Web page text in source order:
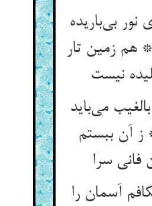
بی‌‌باریده
زمین تار
می‌‌باید
ز آن ببستم
فانی سرا
آسمان را